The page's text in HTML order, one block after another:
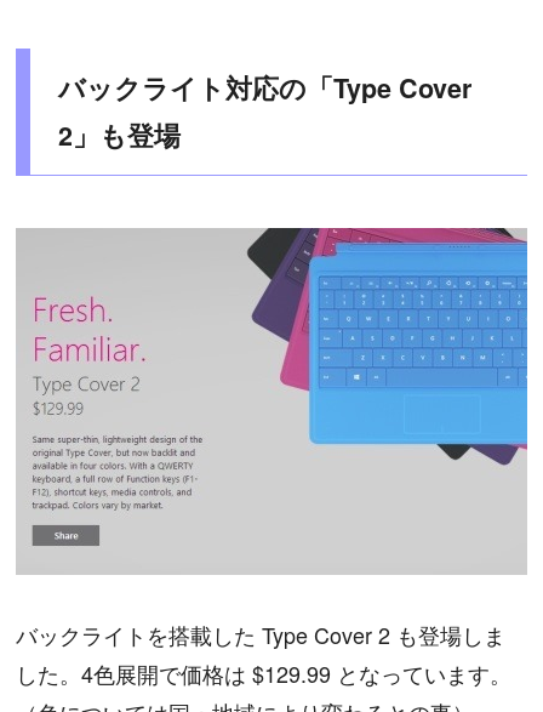
バックライト対応の「Type Cover
2」も登場
バックライトを搭載した Type Cover 2 も登場しま
した。4色展開で価格は $129.99 となっています。